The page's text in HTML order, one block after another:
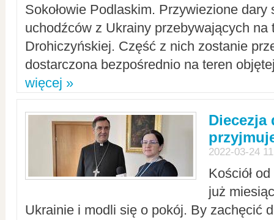
Sokołowie Podlaskim. Przywiezione dary
uchodźców z Ukrainy przebywających na
Drohiczyńskiej. Część z nich zostanie
dostarczona bezpośrednio na teren
więcej »
Diecezja
2022-03-24
Kościół
już
Ukrainie i modli się o pokój. By zachęcić